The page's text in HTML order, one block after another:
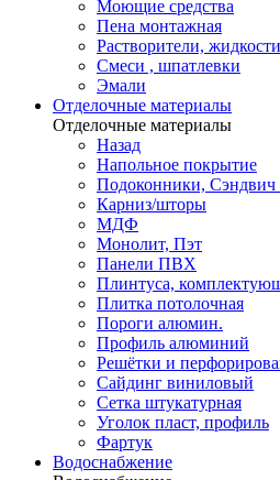
Моющие средства
Пена монтажная
Растворители,
Смеси , шпатлевки
Эмали
Отделочные материалы
Отделочные материалы
Назад
Напольное покрытие
Подоконники, Сэндвич
Карниз/шторы
МДФ
Монолит, Пэт
Панели ПВХ
Плинтуса,
Плитка потолочная
Пороги алюмин.
Профиль алюминий
Решётки и
Сайдинг виниловый
Сетка штукатурная
Уголок пласт, профиль
Фартук
Водоснабжение